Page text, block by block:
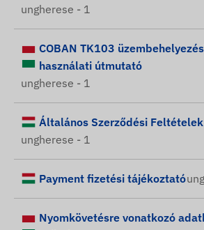
ungherese - 1
COBAN TK103
használati útmutató
ungherese - 1
Általános Szerződési Feltételek
ungherese - 1
Payment fizetési tájékoztató
Nyomkövetésre vonatkozó